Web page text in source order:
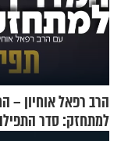
הרב רפאל אוחיון –
למתחזק: סדר